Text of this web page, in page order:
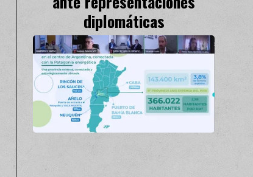
diplomáticas